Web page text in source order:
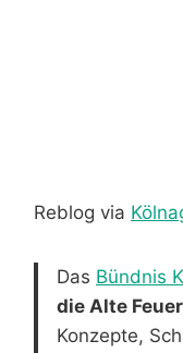
Reblog via
Das Bündnis
die Alte
Konzepte,